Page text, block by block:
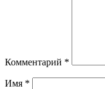
Комментарий *
Имя *